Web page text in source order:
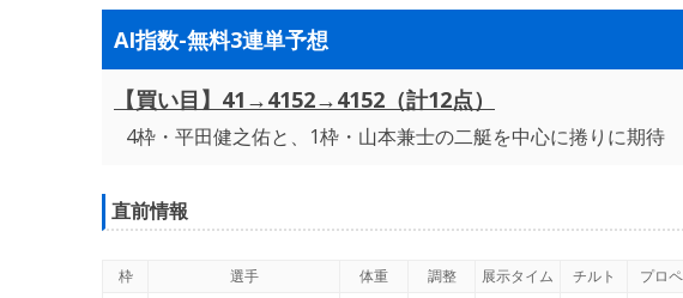
AI指数-無料3連単予想
【買い目】41→4152→4152（計12点）
4枠・平田健之佑と、1枠・山本兼士の二艇を中心に捲りに期待
直前情報
枠 選手 体重 調整 展示タイム チルト プロ